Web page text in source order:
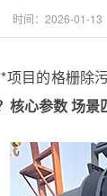
时间：2026-01-13
项目的格栅
核心参数 场景